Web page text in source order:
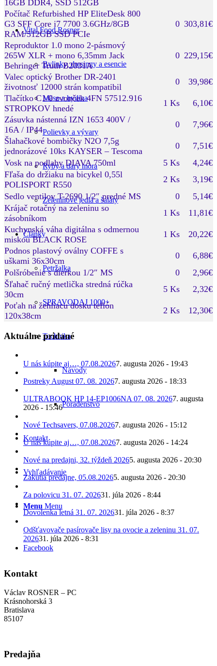
Vital Food Rosner
Bylinky, dresingy a esencie
Mäso a hydina
Polievky a vývary
Ryby a dary mora
Zeleninové jedlá a šaláty
Články
Petržalka
SPRAVODAJ 1000+
Technika
Návody
Poradenstvo
Kontakt
Vyhľadávanie
Menu Menu
Facebook
16GB DDR4, SSD 512GB
Počítač Refurbished HP EliteDesk 800
G3 SFF Core i7 7700 3.6GHz/8GB
RAM/512GB SSD PCIe
0 303,81€
Reproduktor 1.0 mono 2-pásmový
265W XLR + mono 6,35mm Jack
Behringer Truth B2031A
0 229,15€
Valec optický Brother DR-2401
životnosť 12000 strán kompatibil
0
39,98€
Tlačítko C1/0 zvonček 4FN 57512.916
STROPKOV hnedé
1 Ks
6,10€
Zásuvka nástenná IZN 1653 400V /
16A / IP44
0
7,96€
Šlahačkové bombičky N2O 7,5g
jednorázové 10ks KAYSER – Tescoma
0
7,51€
Vosk na podlahy DIAVA 750ml
5 Ks
4,24€
Fľaša do držiaku na bicykel 0,55l
POLISPORT R550
2 Ks
3,19€
Sedlo ventilov T-2690 1/2″ predné MS
0
5,14€
Krájač rotačný na zeleninu so
zásobníkom
1 Ks
11,81€
Kuchynská váha digitálna s odmernou
miskou BLACK ROSE
1 Ks
20,22€
Podnos plastový oválny COFFE s
uškami 36x30cm
0
6,88€
Polšróbenie s dierkou 1/2″ MS
0
2,96€
Šľahač ručný metlička stredná rúčka
30cm
5 Ks
2,32€
Poťah na žehliacu dosku teflón
120x38cm
2 Ks 12,30€
Aktuálne pridané
U nás kúpite aj…, 07.08.20267. augusta 2026 - 19:43
Postreky August 07. 08. 20267. augusta 2026 - 18:33
ULTRABOOK HP 14-EP1006NA 07. 08. 20267. augusta
2026 - 15:46
Nové Techsavers, 07.08.20267. augusta 2026 - 15:12
U nás kúpite aj…, 07.08.20267. augusta 2026 - 14:24
Nové na predajni, 32. týždeň 20265. augusta 2026 - 20:30
Zákutia predajne, 05.08.20265. augusta 2026 - 20:30
Za polovicu 31. 07. 202631. júla 2026 - 8:44
Dovolenka letná 31. 07. 202631. júla 2026 - 8:37
Odšťavovače pasírovače lisy na ovocie a zeleninu 31. 07.
202631. júla 2026 - 8:31
Kontakt
Václav ROSNER – PC
Krásnohorská 3
Bratislava
85107
Predajňa